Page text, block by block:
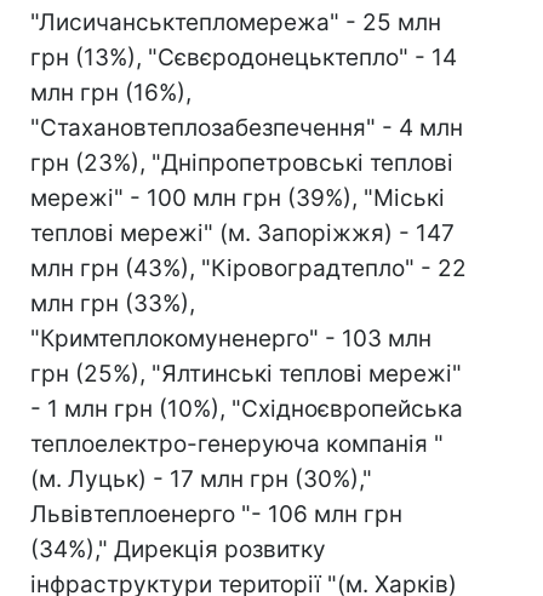
"Лисичанськтепломережа" - 25 млн
грн (13%), "Сєвєродонецьктепло" - 14
млн грн (16%),
"Стахановтеплозабезпечення" - 4 млн
грн (23%), "Дніпропетровські теплові
мережі" - 100 млн грн (39%), "Міські
теплові мережі" (м. Запоріжжя) - 147
млн грн (43%), "Кіровоградтепло" - 22
млн грн (33%),
"Кримтеплокомуненерго" - 103 млн
грн (25%), "Ялтинські теплові мережі"
- 1 млн грн (10%), "Східноєвропейська
теплоелектро-генеруюча компанія "
(м. Луцьк) - 17 млн грн (30%),"
Львівтеплоенерго "- 106 млн грн
(34%)," Дирекція розвитку
інфраструктури території "(м. Харків)